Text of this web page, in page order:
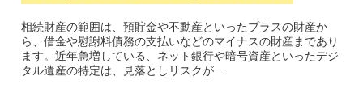
相続財産の範囲は、預貯金や不動産といったプラスの財産か
ら、借金や慰謝料債務の支払いなどのマイナスの財産まであり
ます。近年急増している、ネット銀行や暗号資産といったデジ
タル遺産の特定は、見落としリスクが...